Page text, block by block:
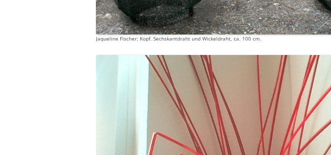
Jaqueline Fischer: Kopf. Sechskantdraht und Wickeldraht, ca. 100 cm.